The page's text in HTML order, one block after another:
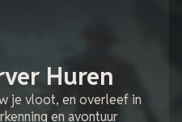
Huren
je vloot, en overleef in
en avontuur